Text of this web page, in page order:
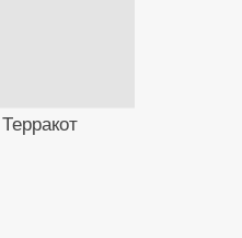
Терракот